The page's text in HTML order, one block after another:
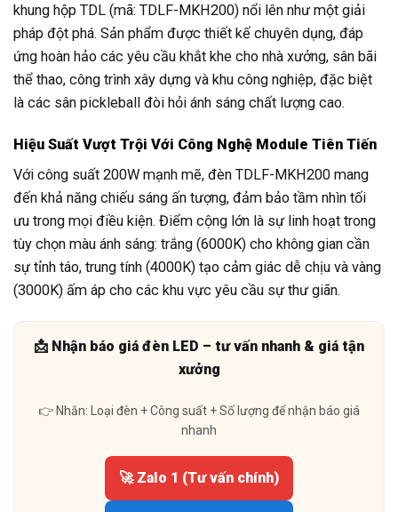
khung hộp TDL (mã: TDLF-MKH200) nổi lên như một giải
pháp đột phá. Sản phẩm được thiết kế chuyên dụng, đáp
ứng hoàn hảo các yêu cầu khắt khe cho nhà xưởng, sân bãi
thể thao, công trình xây dựng và khu công nghiệp, đặc biệt
là các sân pickleball đòi hỏi ánh sáng chất lượng cao.
Hiệu Suất Vượt Trội Với Công Nghệ Module Tiên Tiến
Với công suất 200W mạnh mẽ, đèn TDLF-MKH200 mang
đến khả năng chiếu sáng ấn tượng, đảm bảo tầm nhìn tối
ưu trong mọi điều kiện. Điểm cộng lớn là sự linh hoạt trong
tùy chọn màu ánh sáng: trắng (6000K) cho không gian cần
sự tỉnh táo, trung tính (4000K) tạo cảm giác dễ chịu và vàng
(3000K) ấm áp cho các khu vực yêu cầu sự thư giãn.
📩 Nhận báo giá đèn LED – tư vấn nhanh & giá tận
xưởng
👉 Nhắn: Loại đèn + Công suất + Số lượng để nhận báo giá
nhanh
🚀 Zalo 1 (Tư vấn chính)